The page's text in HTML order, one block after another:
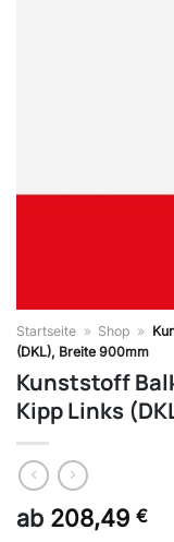
Startseite » Shop »
(DKL), Breite 900mm
Kunststoff
Kipp Links
ab 208,49 €